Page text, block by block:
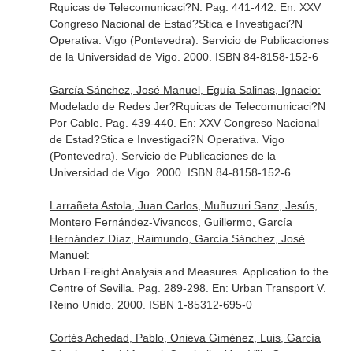
Rquicas de Telecomunicaci?N. Pag. 441-442. En: XXV
Congreso Nacional de Estad?Stica e Investigaci?N
Operativa . Vigo (Pontevedra). Servicio de Publicaciones
de la Universidad de Vigo. 2000. ISBN 84-8158-152-6
García Sánchez, José Manuel, Eguía Salinas, Ignacio:
Modelado de Redes Jer?Rquicas de Telecomunicaci?N
Por Cable. Pag. 439-440. En: XXV Congreso Nacional
de Estad?Stica e Investigaci?N Operativa . Vigo
(Pontevedra). Servicio de Publicaciones de la
Universidad de Vigo. 2000. ISBN 84-8158-152-6
Larrañeta Astola, Juan Carlos, Muñuzuri Sanz, Jesús,
Montero Fernández-Vivancos, Guillermo, García
Hernández Díaz, Raimundo, García Sánchez, José
Manuel:
Urban Freight Analysis and Measures. Application to the
Centre of Sevilla. Pag. 289-298. En: Urban Transport V.
Reino Unido. 2000. ISBN 1-85312-695-0
Cortés Achedad, Pablo, Onieva Giménez, Luis, García